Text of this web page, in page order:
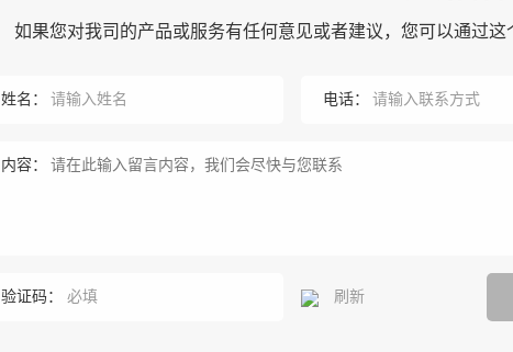
如果您对我司的产品或服务有任何意见或者建议，您可以通过
姓名： 电话：
内容：
验证码： 刷新